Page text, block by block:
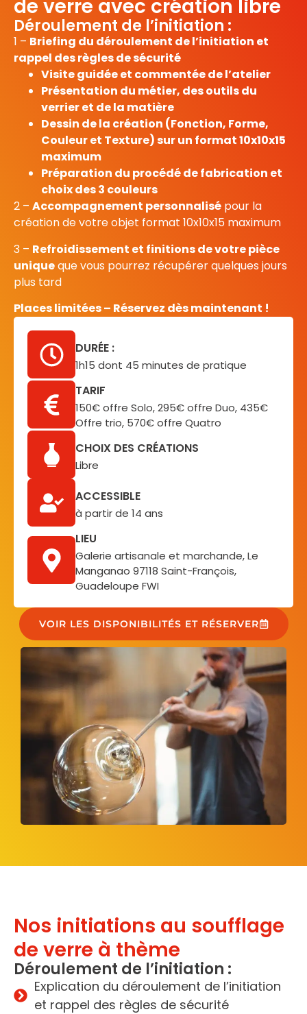
DURÉE :
1h15 dont 45 minutes de pratique
TARIF
150€ offre Solo, 295€ offre Duo, 435€
Offre trio, 570€ offre Quatro
CHOIX DES CRÉATIONS
Libre
ACCESSIBLE
à partir de 14 ans
LIEU
Galerie artisanale et marchande, Le
Manganao 97118 Saint-François,
Guadeloupe FWI
de verre avec création libre
Déroulement de l’initiation :
1 – Briefing du déroulement de l’initiation et
rappel des règles de sécurité
Visite guidée et commentée de l’atelier
Présentation du métier, des outils du
verrier et de la matière
Dessin de la création (Fonction, Forme,
Couleur et Texture) sur un format 10x10x15
maximum
Préparation du procédé de fabrication et
choix des 3 couleurs
2 – Accompagnement personnalisé pour la
création de votre objet format 10x10x15 maximum
3 – Refroidissement et finitions de votre pièce
uniqueque vous pourrez récupérer quelques jours
plus tard
Places limitées – Réservez dès maintenant !
VOIR LES DISPONIBILITÉS ET RÉSERVER
Nos initiations au soufflage
de verre à thème
Déroulement de l’initiation :
Explication du déroulement de l’initiation
et rappel des règles de sécurité